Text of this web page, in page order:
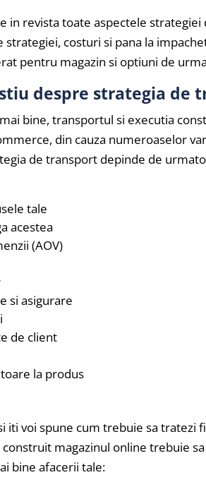
in revista toate aspectele
costuri si pana la
pentru magazin si optiuni de
despre strategia de
bine, transportul si executia
din cauza numeroaselor
de transport depinde de
tale
acestea
(AOV)
si asigurare
de client
la produs
iti voi spune cum trebuie sa tratezi
magazinul online trebuie
bine afacerii tale: